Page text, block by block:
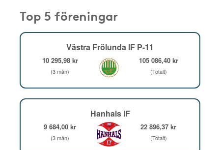
Top 5 föreningar
Västra Frölunda IF P-11
10 295,98 kr
(3 mån)
105 086,40 kr
(Totalt)
Hanhals IF
9 684,00 kr
(3 mån)
22 896,37 kr
(Totalt)